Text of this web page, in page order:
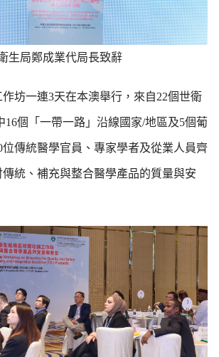
生局鄭成業代局長致辭
坊一連3天在本澳舉行，來自22個世衛
16個「一帶一路」沿線國家/地區及5個葡
傳統醫學官員、專家學者及從業人員齊
統、補充與整合醫學產品的質量與安